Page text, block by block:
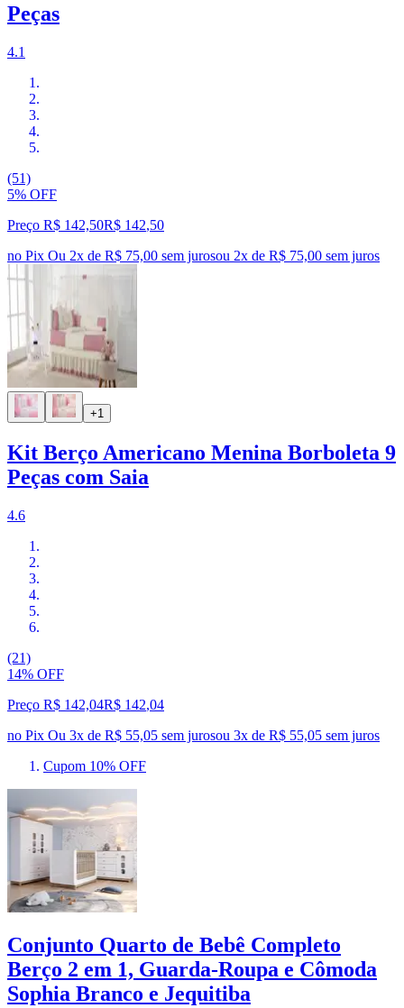
Peças
4.1
(51)
5% OFF
Preço R$ 142,50R$ 142,50
no Pix Ou 2x de R$ 75,00 sem jurosou 2x de R$ 75,00 sem juros
+1
Kit Berço Americano Menina Borboleta 9
Peças com Saia
4.6
(21)
14% OFF
Preço R$ 142,04R$ 142,04
no Pix Ou 3x de R$ 55,05 sem jurosou 3x de R$ 55,05 sem juros
Cupom 10% OFF
Conjunto Quarto de Bebê Completo
Berço 2 em 1, Guarda-Roupa e Cômoda
Sophia Branco e Jequitiba